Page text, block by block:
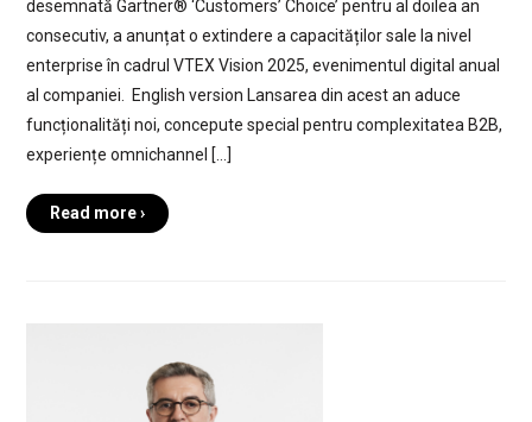
desemnată Gartner® ‘Customers’ Choice’ pentru al doilea an
consecutiv, a anunțat o extindere a capacităților sale la nivel
enterprise în cadrul VTEX Vision 2025, evenimentul digital anual
al companiei. English version Lansarea din acest an aduce
funcționalități noi, concepute special pentru complexitatea B2B,
experiențe omnichannel […]
Read more ›